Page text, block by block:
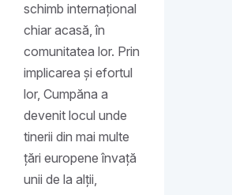
schimb internațional
chiar acasă, în
comunitatea lor. Prin
implicarea și efortul
lor, Cumpăna a
devenit locul unde
tinerii din mai multe
țări europene învață
unii de la alții,